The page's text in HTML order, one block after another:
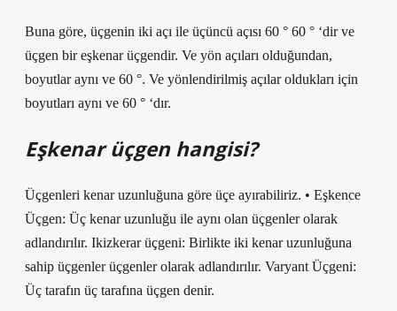
Buna göre, üçgenin iki açı ile üçüncü açısı 60 ° 60 ° ‘dir ve
üçgen bir eşkenar üçgendir. Ve yön açıları olduğundan,
boyutlar aynı ve 60 °. Ve yönlendirilmiş açılar oldukları için
boyutları aynı ve 60 ° ‘dır.
Eşkenar üçgen hangisi?
Üçgenleri kenar uzunluğuna göre üçe ayırabiliriz. • Eşkence
Üçgen: Üç kenar uzunluğu ile aynı olan üçgenler olarak
adlandırılır. Ikizkerar üçgeni: Birlikte iki kenar uzunluğuna
sahip üçgenler üçgenler olarak adlandırılır. Varyant Üçgeni:
Üç tarafın üç tarafına üçgen denir.